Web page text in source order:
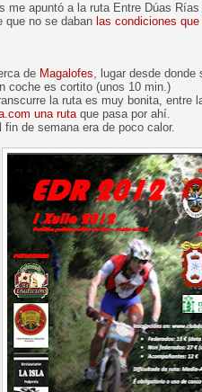
me apuntó a la ruta Entre Dúas
que no se daban las condiciones
de Magalofes, lugar desde donde
coche es cortito (unos 10 min.)
la ruta es muy bonita, entre
una rutaque pasa por ahí.
fin de semana era de poco calor.